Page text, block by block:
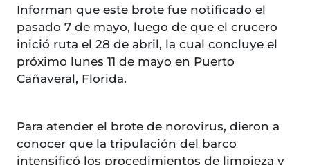
Informan que este brote fue notificado el
pasado 7 de mayo, luego de que el crucero
inició ruta el 28 de abril, la cual concluye el
próximo lunes 11 de mayo en Puerto
Cañaveral, Florida.
Para atender el brote de norovirus, dieron a
conocer que la tripulación del barco
intensificó los procedimientos de limpieza y